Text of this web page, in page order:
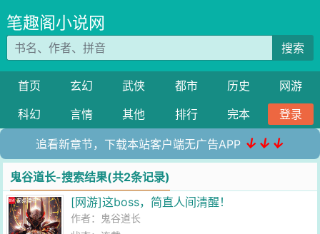
笔趣阁小说网
搜索
首页 玄幻 武侠 都市 历史
网游
科幻
言情 其他 排行 完本 登录
追看新章节，下载本站客户端无广告APP ↓↓↓
鬼谷道长-搜索结果(共2条记录)
[网游]这boss，简直人间清醒！
作者： 鬼谷道长